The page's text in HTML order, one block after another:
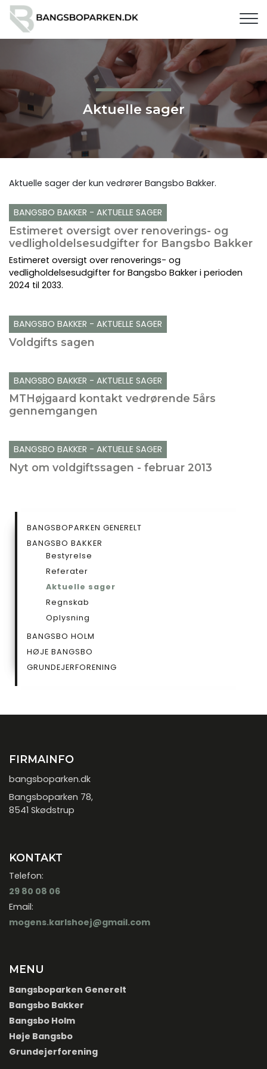
t
v
Aktuelle sager
Aktuelle sager der kun vedrører Bangsbo Bakker.
BANGSBO BAKKER - AKTUELLE SAGER
Estimeret oversigt over renoverings- og
vedligholdelsesudgifter for Bangsbo Bakker
Estimeret oversigt over renoverings- og
vedligholdelsesudgifter for Bangsbo Bakker i perioden
2024 til 2033.
BANGSBO BAKKER - AKTUELLE SAGER
Voldgifts sagen
BANGSBO BAKKER - AKTUELLE SAGER
MTHøjgaard kontakt vedrørende 5års
gennemgangen
BANGSBO BAKKER - AKTUELLE SAGER
Nyt om voldgiftssagen - februar 2013
SIDEMENU
UNDERSIDE
BANGSBOPARKEN GENERELT
BANGSBO BAKKER
Bestyrelse
Referater
Aktuelle sager
Regnskab
Oplysning
BANGSBO HOLM
HØJE BANGSBO
GRUNDEJERFORENING
FIRMAINFO
bangsboparken.dk
Bangsboparken 78,
8541 Skødstrup
KONTAKT
Telefon:
29 80 08 06
Email:
mogens.karlshoej@gmail.com
MENU
Bangsboparken Generelt
Bangsbo Bakker
Bangsbo Holm
Høje Bangsbo
Grundejerforening